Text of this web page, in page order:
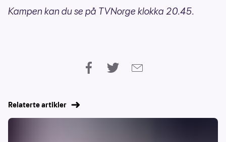
Kampen kan du se på TVNorge klokka 20.45.
Relaterte artikler